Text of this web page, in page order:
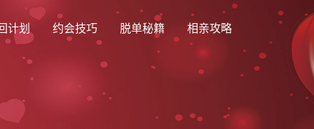
计划 约会技巧 脱单秘籍 相亲攻略